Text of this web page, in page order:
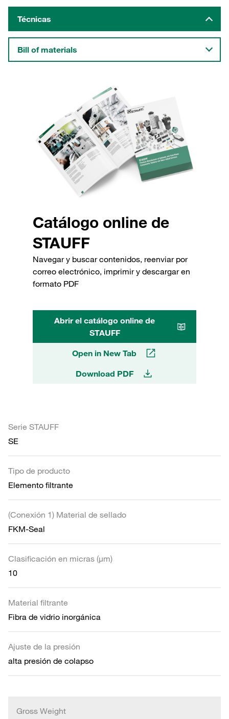
Técnicas
Bill of materials
Catálogo online de
STAUFF
Navegar y buscar contenidos, reenviar por
correo electrónico, imprimir y descargar en
formato PDF
Abrir el catálogo online de
STAUFF
Open in New Tab
Download PDF
Serie STAUFF
SE
Tipo de producto
Elemento filtrante
(Conexión 1) Material de sellado
FKM-Seal
Clasificación en micras (µm)
10
Material filtrante
Fibra de vidrio inorgánica
Ajuste de la presión
alta presión de colapso
Gross Weight